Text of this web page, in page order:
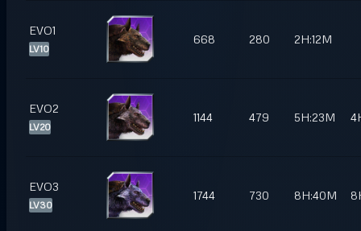
EVO1
LV10
668 280 2H:12M
EVO2
LV20
1144 479 5H:23M
EVO3
LV30
1744 730 8H:40M